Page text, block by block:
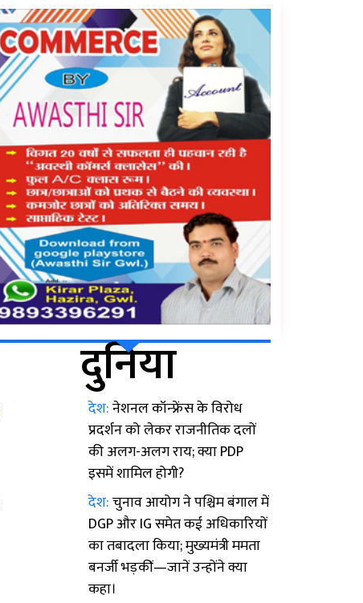
दुनिया
देश:नेशनल कॉन्फ्रेंस के विरोध
प्रदर्शन को लेकर राजनीतिक दलों
की अलग-अलग राय; क्या PDP
इसमें शामिल होगी?
देश:चुनाव आयोग ने पश्चिम बंगाल में
DGP और IG समेत कई अधिकारियों
का तबादला किया; मुख्यमंत्री ममता
बनर्जी भड़कीं—जानें उन्होंने क्या
कहा।